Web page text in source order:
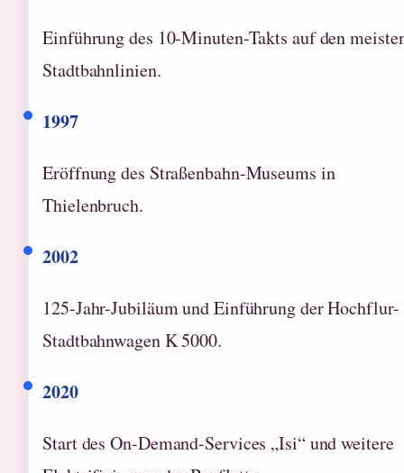
Einführung des 10-Minuten-Takts auf den
Stadtbahnlinien.
1997
Eröffnung des Straßenbahn-Museums in
Thielenbruch.
2002
125-Jahr-Jubiläum und Einführung der Hochflur-
Stadtbahnwagen K 5000.
2020
Start des On-Demand-Services „Isi“ und weitere